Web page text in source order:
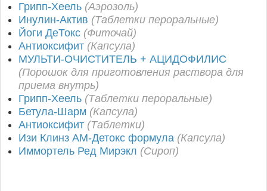
Грипп-Хеель (Аэрозоль)
Инулин-Актив (Таблетки пероральные)
Йоги ДеТокс (Фиточай)
Антиоксифит (Капсула)
МУЛЬТИ-ОЧИСТИТЕЛЬ + АЦИДОФИЛИС
(Порошок для приготовления раствора для
приема внутрь)
Грипп-Хеель (Таблетки пероральные)
Бетула-Шарм (Капсула)
Антиоксифит (Таблетки)
Изи Клинз АМ-Детокс формула (Капсула)
Иммортель Ред Мирэкл (Сироп)